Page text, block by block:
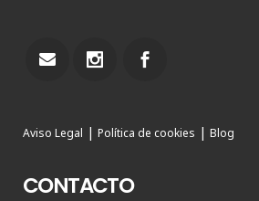
Aviso Legal | Política de cookies | Blog
CONTACTO